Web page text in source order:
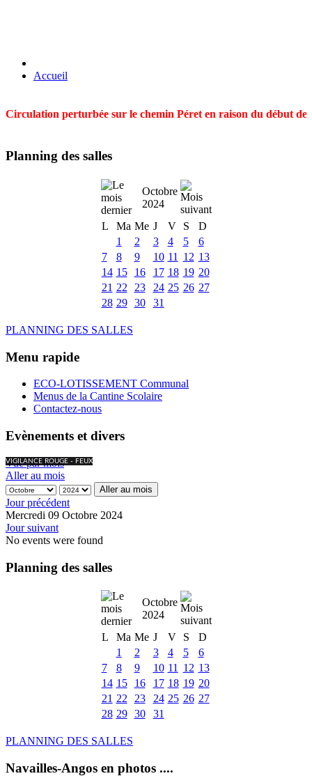
Accueil
Circulation perturbée sur le chemin Péret en raison du début
Planning des salles
Octobre
2024
L
Ma Me J V S
D
1
2 3 4 5
6
7
8 9 10 11 12 13
14 15 16 17 18 19 20
21 22 23 24 25 26 27
28 29 30 31
PLANNING DES SALLES
Menu rapide
ECO-LOTISSEMENT Communal
Menus de la Cantine Scolaire
Contactez-nous
Evènements et divers
VIGILANCE ROUGE - FEUX
Vue par mois
Aller au mois
Aller au mois
Jour précédent
Mercredi 09 Octobre 2024
Jour suivant
No events were found
Planning des salles
Octobre
2024
L
Ma Me J V S
D
1
2 3 4 5
6
7
8 9 10 11 12 13
14 15 16 17 18 19 20
21 22 23 24 25 26 27
28 29 30 31
PLANNING DES SALLES
Navailles-Angos en photos ....